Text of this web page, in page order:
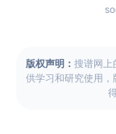
版权声明： 搜谱网上
供学习和研究使用